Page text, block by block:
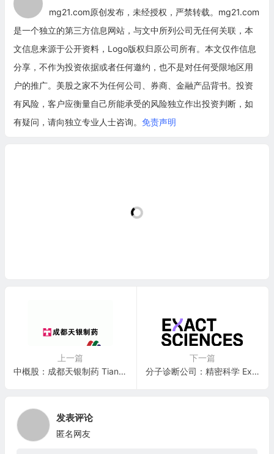
mg21.com原创发布，未经授权，严禁转载。mg21.com
是一个独立的第三方信息网站，与文中所列公司无任何关联，本
文信息来源于公开资料，Logo版权归原公司所有。本文仅作信息
分享，不作为投资依据或者任何邀约，也不是对任何受限地区用
户的推广。美股之家不为任何公司、券商、金融产品背书。投资
有风险，客户应衡量自己所能承受的风险独立作出投资判断，如
有疑问，请向独立专业人士咨询。 免责声明
上一篇
中概股：成都天银制药 Tianyin Pharmaceutical(TPI)
下一篇
分子诊断公司：精密科学 Exact Sciences Corporation(EXAS)
发表评论
匿名网友